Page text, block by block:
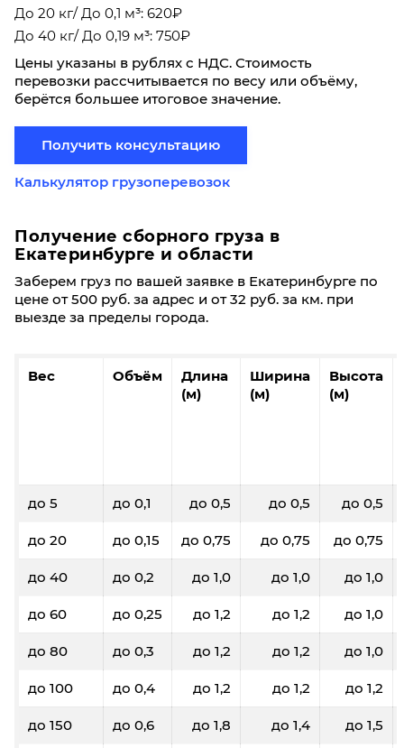
До 20 кг/ До 0,1 м³: 620₽
До 40 кг/ До 0,19 м³: 750₽
Цены указаны в рублях с НДС. Стоимость
перевозки рассчитывается по весу или объёму,
берётся большее итоговое значение.
Получить консультацию
Калькулятор грузоперевозок
Получение сборного груза в
Екатеринбурге и области
Заберем груз по вашей заявке в Екатеринбурге по
цене от 500 руб. за адрес и от 32 руб. за км. при
выезде за пределы города.
Вес Объём
Длина
(м)
Ширина
(м)
Высота
(м)
до 5 до 0,1 до 0,5 до 0,5 до 0,5
до 20 до 0,15 до 0,75 до 0,75 до 0,75
до 40 до 0,2 до 1,0 до 1,0 до 1,0
до 60 до 0,25 до 1,2 до 1,2 до 1,0
до 80 до 0,3 до 1,2 до 1,2 до 1,0
до 100 до 0,4 до 1,2 до 1,2 до 1,2
до 150 до 0,6 до 1,8 до 1,4 до 1,5